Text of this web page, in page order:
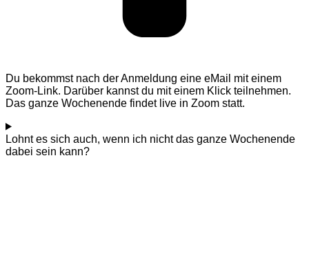
Du bekommst nach der Anmeldung eine eMail mit einem
Zoom-Link. Darüber kannst du mit einem Klick teilnehmen.
Das ganze Wochenende findet live in Zoom statt.
Lohnt es sich auch, wenn ich nicht das ganze Wochenende
dabei sein kann?